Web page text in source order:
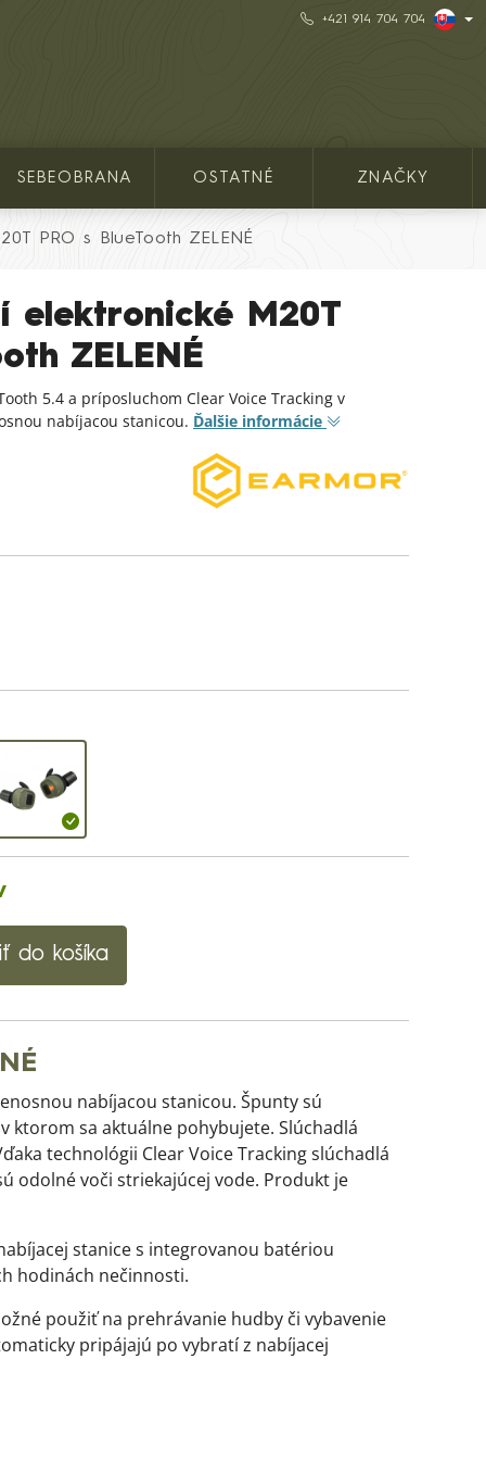
+421 914 704 704
SEBEOBRANA OSTATNÉ ZNAČKY
PRO s BlueTooth ZELENÉ
elektronické M20T
ZELENÉ
5.4 a príposluchom Clear Voice Tracking v
nabíjacou stanicou. Ďalšie informácie
do košíka
nabíjacou stanicou. Špunty sú
ktorom sa aktuálne pohybujete. Slúchadlá
technológii Clear Voice Tracking slúchadlá
odolné voči striekajúcej vode. Produkt je
stanice s integrovanou batériou
hodinách nečinnosti.
použiť na prehrávanie hudby či vybavenie
pripájajú po vybratí z nabíjacej